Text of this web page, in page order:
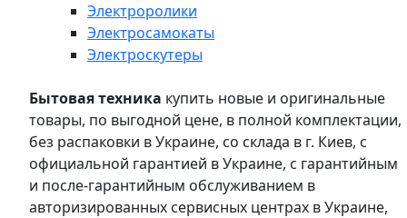
Электроролики
Электросамокаты
Электроскутеры
Бытовая техника купить новые и оригинальные
товары, по выгодной цене, в полной комплектации,
без распаковки в Украине, со склада в г. Киев, с
официальной гарантией в Украине, с гарантийным
и после-гарантийным обслуживанием в
авторизированных сервисных центрах в Украине,